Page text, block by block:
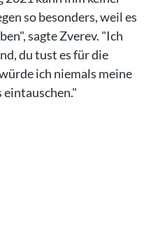
so besonders, weil es
sagte Zverev. "Ich
du tust es für die
ich niemals meine